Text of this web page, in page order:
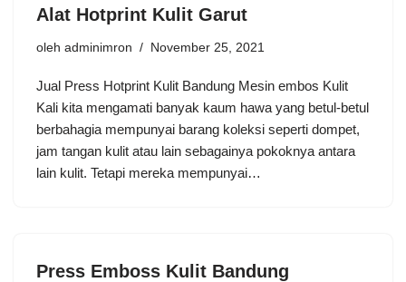
Alat Hotprint Kulit Garut
oleh adminimron November 25, 2021
Jual Press Hotprint Kulit Bandung Mesin embos Kulit
Kali kita mengamati banyak kaum hawa yang betul-betul
berbahagia mempunyai barang koleksi seperti dompet,
jam tangan kulit atau lain sebagainya pokoknya antara
lain kulit. Tetapi mereka mempunyai…
Press Emboss Kulit Bandung